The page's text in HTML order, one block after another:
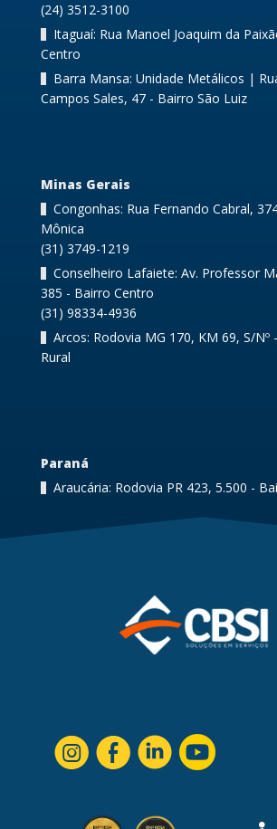
(24) 3512-3100
Itaguaí: Rua Manoel Joaquim da
Centro
Barra Mansa: Unidade Metálicos |
Campos Sales, 47 - Bairro São Luiz
Minas Gerais
Congonhas: Rua Fernando Cabral,
Mônica
(31) 3749-1219
Conselheiro Lafaiete: Av. Professor
385 - Bairro Centro
(31) 98334-4936
Arcos: Rodovia MG 170, KM 69, S/Nº
Rural
Paraná
Araucária: Rodovia PR 423, 5.500 -